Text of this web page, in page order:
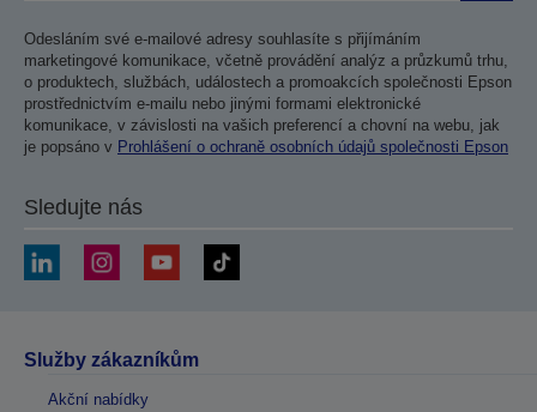
Odesláním své e-mailové adresy souhlasíte s přijímáním
marketingové komunikace, včetně provádění analýz a průzkumů trhu,
o produktech, službách, událostech a promoakcích společnosti Epson
prostřednictvím e-mailu nebo jinými formami elektronické
komunikace, v závislosti na vašich preferencí a chovní na webu, jak
je popsáno v Prohlášení o ochraně osobních údajů společnosti Epson
Sledujte nás
Služby zákazníkům
Akční nabídky